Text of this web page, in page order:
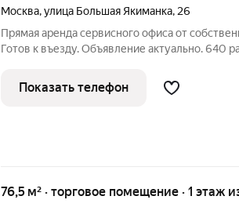
Москва,улица Большая Якиманка, 26
Прямая аренда сервисного офиса от
Готов к въезду. Объявление актуально. 640
объекта - 17995. Добавьте в избранное, чтобы
Показать телефон
76,5 м² · торговое помещение · 1 этаж